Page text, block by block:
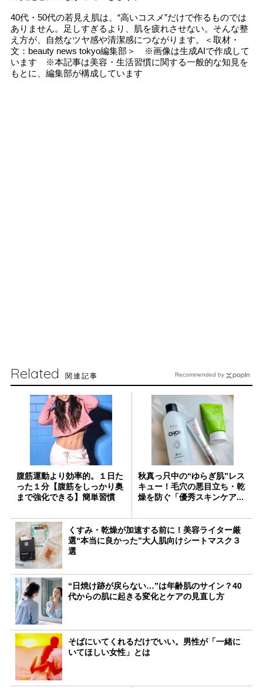
40代・50代の若見え肌は、“高いコスメ”だけで作るものでは
ありません。足しすぎるより、肌を疲れさせない。そんな整
え方が、自然なツヤ感や清潔感につながります。＜取材・
文：beauty news tokyo編集部＞ ※画像は生成AIで作成して
います ※本記事は美容・生活習慣に関する一般的な知見を
もとに、編集部が構成しています
Related 関連記事
腹筋運動より効率的。１日た
った１分【腹筋をしっかり奥
まで強化できる】簡単習慣
秋真っ只中の“ゆらぎ肌”レス
キュー！毛穴の悪目立ち・乾
燥を防ぐ「優秀スキンケア...
くすみ・乾燥が加速する前に！美容ライター厳
選“本当に良かった”大人肌向けシートマスク３
選
“日焼け跡が戻らない…”は年齢肌のサイン？40
代からの肌に起きる変化とケアの見直し方
そばにいてくれるだけでいい。男性が「一緒に
いてほしい女性」とは
Recommended by